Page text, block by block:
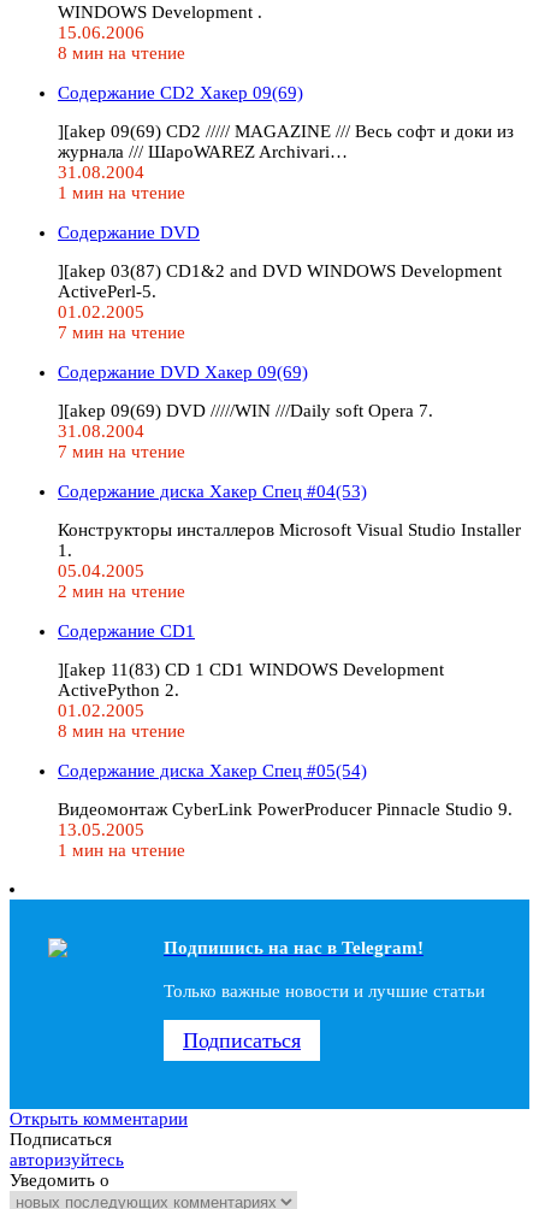
WINDOWS Development .
15.06.2006
8 мин на чтение
Содержание CD2 Хакер 09(69)
][akep 09(69) CD2 ///// MAGAZINE /// Весь софт и доки из
журнала /// ШароWAREZ Archivari…
31.08.2004
1 мин на чтение
Содержание DVD
][akep 03(87) CD1&2 and DVD WINDOWS Development
ActivePerl-5.
01.02.2005
7 мин на чтение
Содержание DVD Хакер 09(69)
][akep 09(69) DVD /////WIN ///Daily soft Opera 7.
31.08.2004
7 мин на чтение
Содержание диска Хакер Спец #04(53)
Конструкторы инсталлеров Microsoft Visual Studio Installer
1.
05.04.2005
2 мин на чтение
Содержание CD1
][akep 11(83) CD 1 CD1 WINDOWS Development
ActivePython 2.
01.02.2005
8 мин на чтение
Содержание диска Хакер Спец #05(54)
Видеомонтаж CyberLink PowerProducer Pinnacle Studio 9.
13.05.2005
1 мин на чтение
Подпишись на наc в Telegram!
Только важные новости и лучшие статьи
Подписаться
Открыть комментарии
Подписаться
авторизуйтесь
Уведомить о